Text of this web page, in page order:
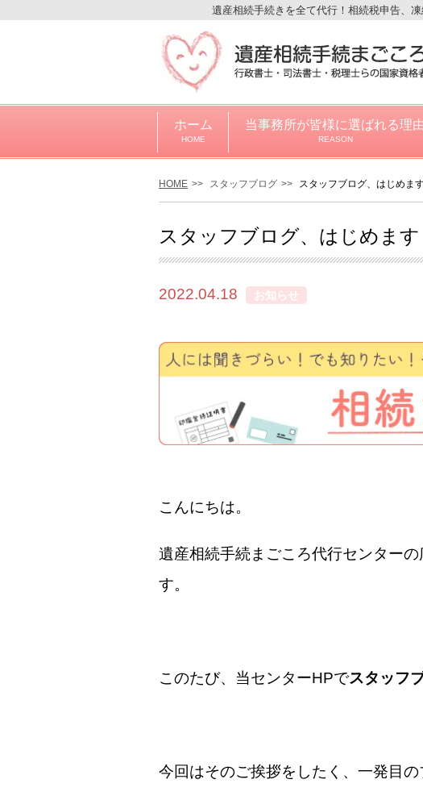
遺産相続手続きを全て代行！相続税申告、
ホーム
HOME
当事務所が皆様に選ばれる理
REASON
HOME スタッフブログ スタッフブログ、はじめます
スタッフブログ、はじめます
2022.04.18 お知らせ
こんにちは。
遺産相続手続まごころ代行センター
す。
このたび、当センターHPでスタッフ
今回はそのご挨拶をしたく、一発目の